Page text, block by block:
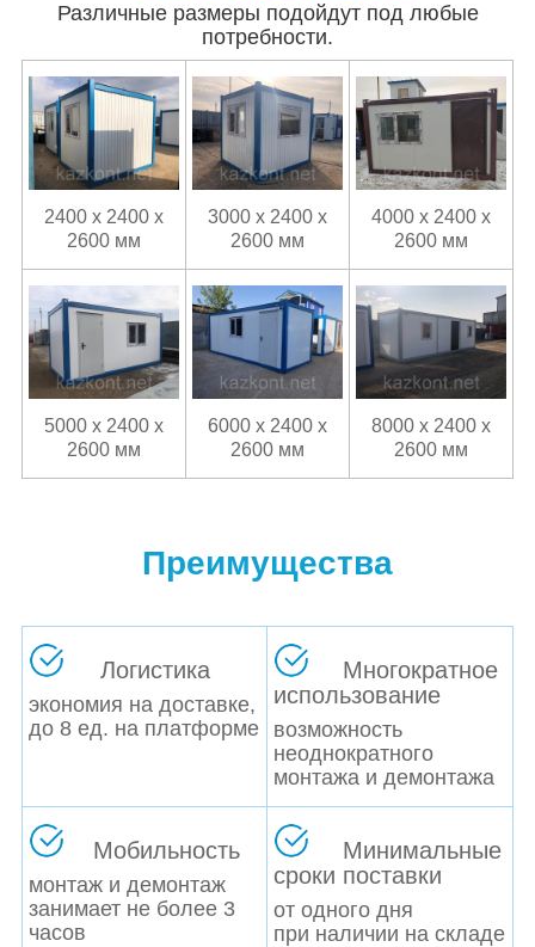
Различные размеры подойдут под любые
потребности.
2400 х 2400 х
2600 мм
3000 х 2400 х
2600 мм
4000 х 2400 х
2600 мм
5000 х 2400 х
2600 мм
6000 х 2400 х
2600 мм
8000 х 2400 х
2600 мм
Преимущества
Логистика
экономия на доставке,
до 8 ед. на платформе
Многократное
использование
возможность
неоднократного
монтажа и демонтажа
Мобильность
монтаж и демонтаж
занимает не более 3
часов
Минимальные
сроки поставки
от одного дня
при наличии на складе